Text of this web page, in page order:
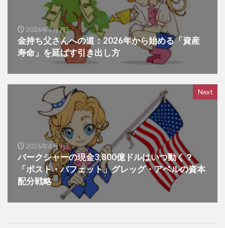
2026年6月7日
金持ち父さんへの道：2026年から始める「資産
寿命」を延ばす引き出し方
Next
2026年6月9日
バークシャーの現金3,800億ドルはいつ動く？
「ポスト・バフェット」グレッグ・アベルの資本
配分戦略